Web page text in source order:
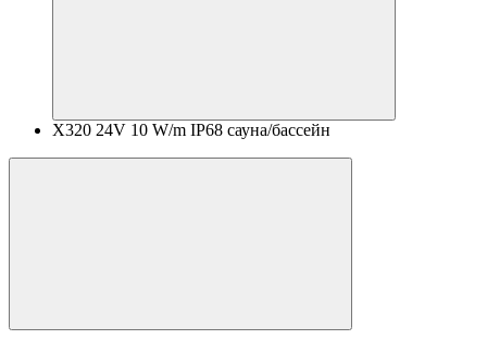
X320 24V 10 W/m IP68 сауна/бассейн